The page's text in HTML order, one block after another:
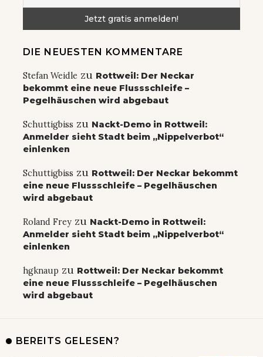
DIE NEUESTEN KOMMENTARE
Stefan Weidle zu Rottweil: Der Neckar
bekommt eine neue Flussschleife –
Pegelhäuschen wird abgebaut
Schuttigbiss zu Nackt-Demo in Rottweil:
Anmelder sieht Stadt beim „Nippelverbot“
einlenken
Schuttigbiss zu Rottweil: Der Neckar bekommt
eine neue Flussschleife – Pegelhäuschen
wird abgebaut
Roland Frey zu Nackt-Demo in Rottweil:
Anmelder sieht Stadt beim „Nippelverbot“
einlenken
hgknaup zu Rottweil: Der Neckar bekommt
eine neue Flussschleife – Pegelhäuschen
wird abgebaut
BEREITS GELESEN?